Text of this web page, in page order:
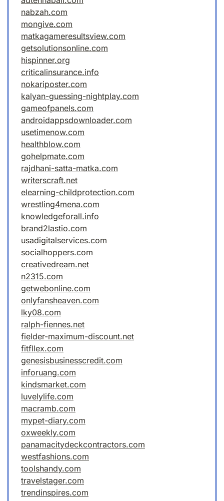
nabzah.com
mongive.com
matkagameresultsview.com
getsolutionsonline.com
hispinner.org
criticalinsurance.info
nokariposter.com
kalyan-guessing-nightplay.com
gameofpanels.com
androidappsdownloader.com
usetimenow.com
healthblow.com
gohelpmate.com
rajdhani-satta-matka.com
writerscraft.net
elearning-childprotection.com
wrestling4mena.com
knowledgeforall.info
brand2lastio.com
usadigitalservices.com
socialhoppers.com
creativedream.net
n2315.com
getwebonline.com
onlyfansheaven.com
lky08.com
ralph-fiennes.net
fielder-maximum-discount.net
fitfllex.com
genesisbusinesscredit.com
inforuang.com
kindsmarket.com
luvelylife.com
macramb.com
mypet-diary.com
oxweekly.com
panamacitydeckcontractors.com
westfashions.com
toolshandy.com
travelstager.com
trendinspires.com